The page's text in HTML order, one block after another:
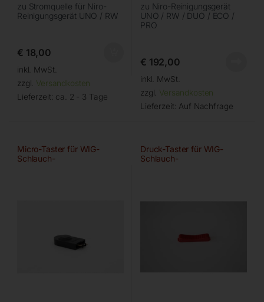
zu Stromquelle für Niro-
Reinigungsgerät UNO / RW
€ 18,00
inkl. MwSt.
zzgl. Versandkosten
Lieferzeit: ca. 2 - 3 Tage
zu Niro-Reinigungsgerät
UNO / RW / DUO / ECO /
PRO
€ 192,00
inkl. MwSt.
zzgl. Versandkosten
Lieferzeit: Auf Nachfrage
Micro-Taster für WIG-
Schlauch-
Druck-Taster für WIG-
Schlauch-